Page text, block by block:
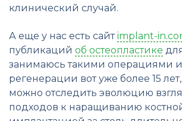
клинический случай.
А еще у нас есть сайтimplant-
публикаций об остеопластике
занимаюсь такими операциями
регенерации вот уже более 15
можно отследить эволюцию
подходов к наращиванию